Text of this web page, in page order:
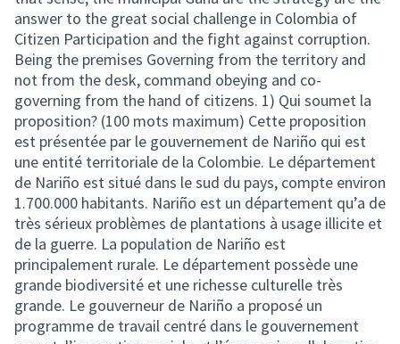
answer to the great social challenge in Colombia of
Citizen Participation and the fight against corruption.
Being the premises Governing from the territory and
not from the desk, command obeying and co-
governing from the hand of citizens. 1) Qui soumet la
proposition? (100 mots maximum) Cette proposition
est présentée par le gouvernement de Nariño qui est
une entité territoriale de la Colombie. Le département
de Nariño est situé dans le sud du pays, compte environ
1.700.000 habitants. Nariño est un département qu’a de
très sérieux problèmes de plantations à usage illicite et
de la guerre. La population de Nariño est
principalement rurale. Le département possède une
grande biodiversité et une richesse culturelle très
grande. Le gouverneur de Nariño a proposé un
programme de travail centré dans le gouvernement